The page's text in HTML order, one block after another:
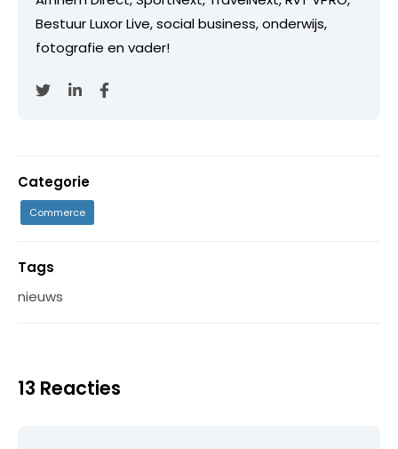
Bestuur Luxor Live, social business, onderwijs,
fotografie en vader!
Categorie
Commerce
Tags
nieuws
13 Reacties